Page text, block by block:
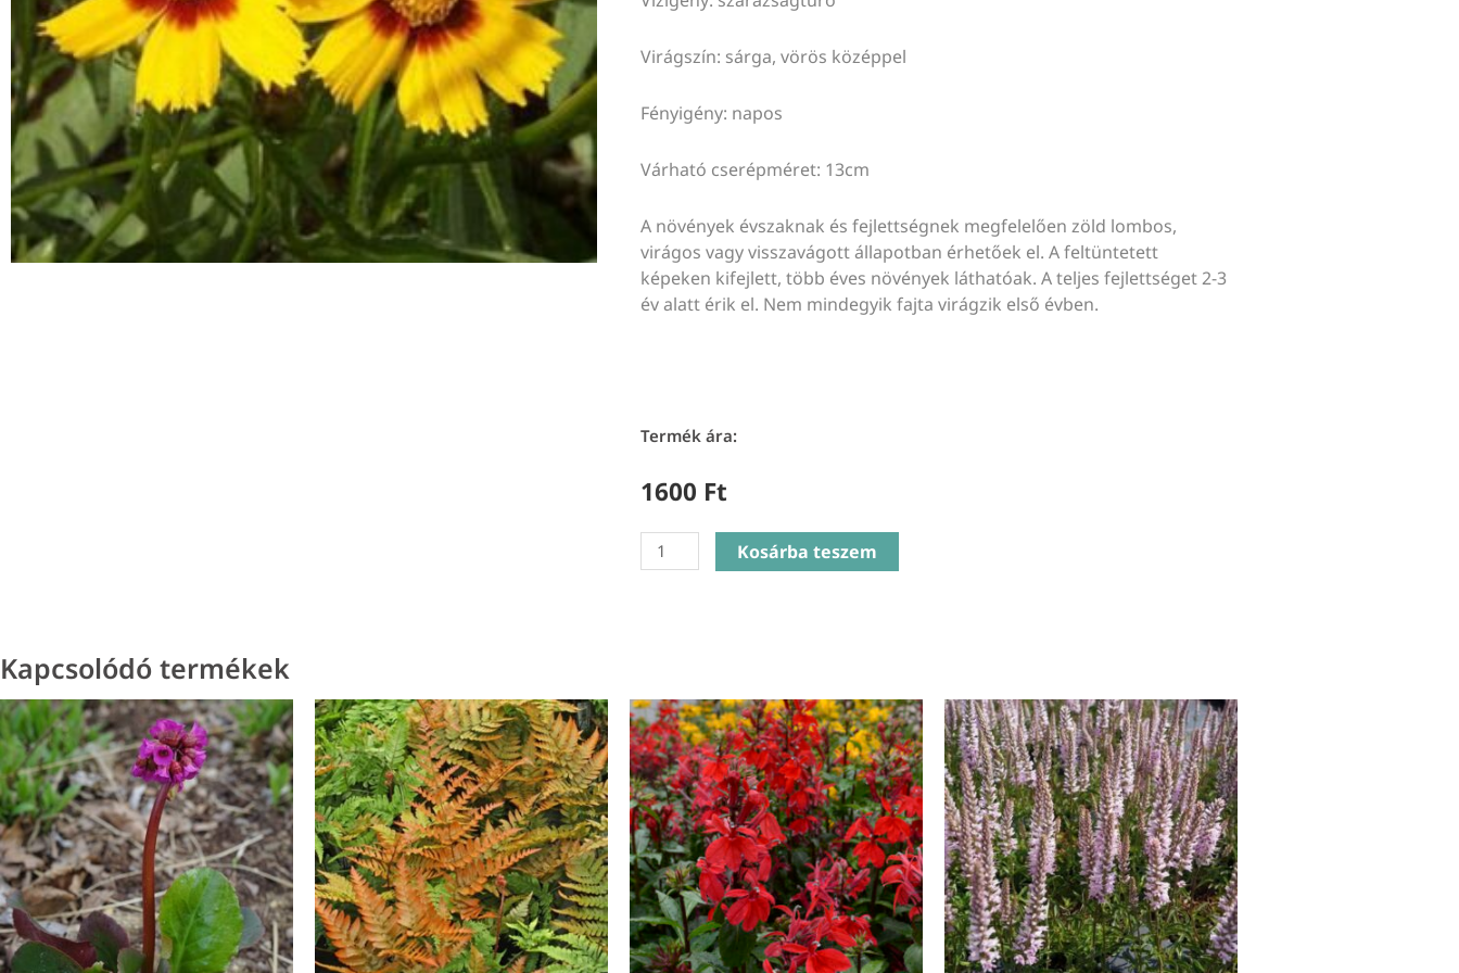
Virágszín: sárga, vörös középpel
Fényigény: napos
Várható cserépméret: 13cm
A növények évszaknak és fejlettségnek megfelelően zöld lombos,
virágos vagy visszavágott állapotban érhetőek el. A feltüntetett
képeken kifejlett, több éves növények láthatóak. A teljes fejlettséget 2-3
év alatt érik el. Nem mindegyik fajta virágzik első évben.
Termék ára:
1600 Ft
Coreopsis
Grandiflora
mennyiség
Kosárba teszem
Kapcsolódó termékek